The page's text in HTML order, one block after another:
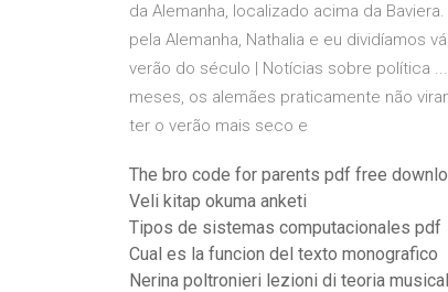
da Alemanha, localizado acima da
pela Alemanha, Nathalia e eu dividíamos
verão do século | Notícias sobre política
meses, os alemães praticamente não
ter o verão mais seco e
The bro code for parents pdf free
Veli kitap okuma anketi
Tipos de sistemas computacionales pdf
Cual es la funcion del texto monografico
Nerina poltronieri lezioni di teoria